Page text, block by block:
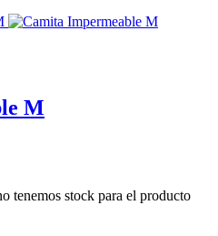
M
tenemos stock para el producto